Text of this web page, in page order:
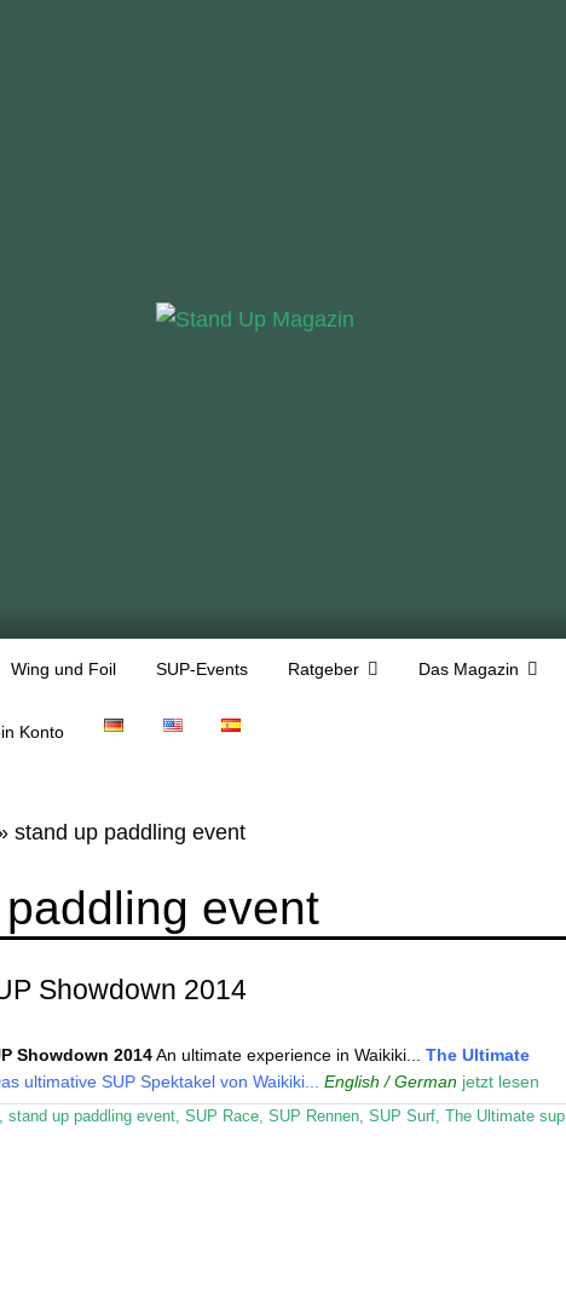
Wing und Foil SUP-Events Ratgeber Das Magazin
Konto
stand up paddling event
event
Showdown 2014
Showdown 2014An ultimate experience in Waikiki... The Ultimate
ultimative SUP Spektakel von Waikiki... English / German jetzt lesen
, stand up paddling event, SUP Race, SUP Rennen, SUP Surf,
The Ultimate sup